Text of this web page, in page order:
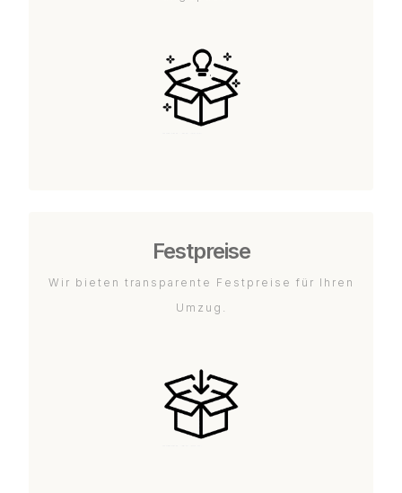
Festpreise
Wir bieten transparente Festpreise für Ihren
Umzug.